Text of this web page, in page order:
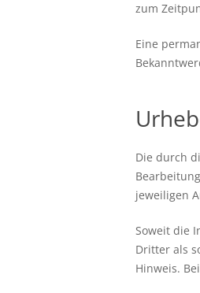
zum
Eine
Die durch
jeweiligen
Soweit die
Dritter als
Hinweis.